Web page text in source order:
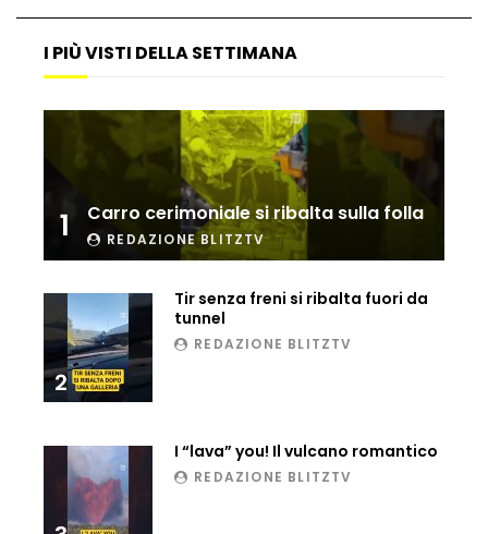
Maltempo, il ristorante di Antonia
Frana travolge casa a Cormons: il video
girato dal ragazzo disperso prima del
crollo
del deputato Tabacci
Cinque colpi in tre giorni a Milano: le
Matteo Renzi maratoneta, ad Atene
chiude in 4 ore e 10: “Up and down for
I PIÙ VISTI DELLA SETTIMANA
1 Carro cerimoniale si ribalta sulla folla
REDAZIONE BLITZTV
2
Tir senza freni si ribalta fuori da
tunnel
REDAZIONE BLITZTV
I “lava” you! Il vulcano romantico
REDAZIONE BLITZTV